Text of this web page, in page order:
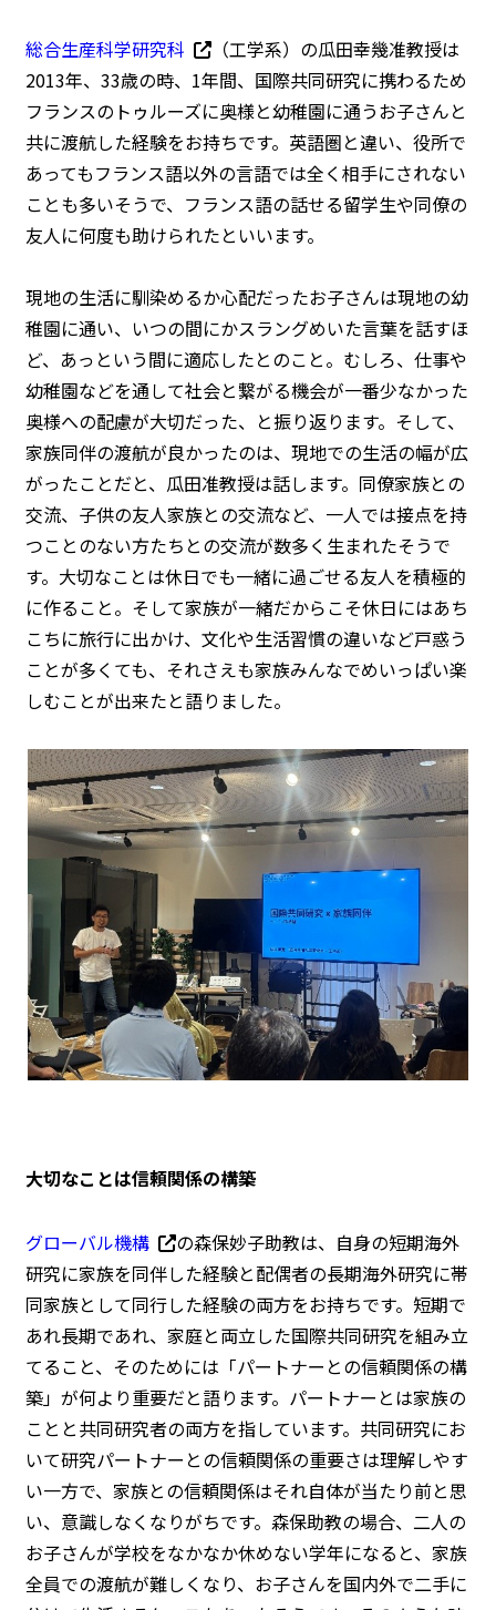
総合生産科学研究科
（工学系）の瓜田幸幾准教授は
2013年、33歳の時、1年間、国際共同研究に携わるため
フランスのトゥルーズに奥様と幼稚園に通うお子さんと
共に渡航した経験をお持ちです。英語圏と違い、役所で
あってもフランス語以外の言語では全く相手にされない
ことも多いそうで、フランス語の話せる留学生や同僚の
友人に何度も助けられたといいます。
現地の生活に馴染めるか心配だったお子さんは現地の幼
稚園に通い、いつの間にかスラングめいた言葉を話すほ
ど、あっという間に適応したとのこと。むしろ、仕事や
幼稚園などを通して社会と繋がる機会が一番少なかった
奥様への配慮が大切だった、と振り返ります。そして、
家族同伴の渡航が良かったのは、現地での生活の幅が広
がったことだと、瓜田准教授は話します。同僚家族との
交流、子供の友人家族との交流など、一人では接点を持
つことのない方たちとの交流が数多く生まれたそうで
す。大切なことは休日でも一緒に過ごせる友人を積極的
に作ること。そして家族が一緒だからこそ休日にはあち
こちに旅行に出かけ、文化や生活習慣の違いなど戸惑う
ことが多くても、それさえも家族みんなでめいっぱい楽
しむことが出来たと語りました。
大切なことは信頼関係の構築
グローバル機構
の森保妙子助教は、自身の短期海外
研究に家族を同伴した経験と配偶者の長期海外研究に帯
同家族として同行した経験の両方をお持ちです。短期で
あれ長期であれ、家庭と両立した国際共同研究を組み立
てること、そのためには「パートナーとの信頼関係の構
築」が何より重要だと語ります。パートナーとは家族の
ことと共同研究者の両方を指しています。共同研究にお
いて研究パートナーとの信頼関係の重要さは理解しやす
い一方で、家族との信頼関係はそれ自体が当たり前と思
い、意識しなくなりがちです。森保助教の場合、二人の
お子さんが学校をなかなか休めない学年になると、家族
全員での渡航が難しくなり、お子さんを国内外で二手に